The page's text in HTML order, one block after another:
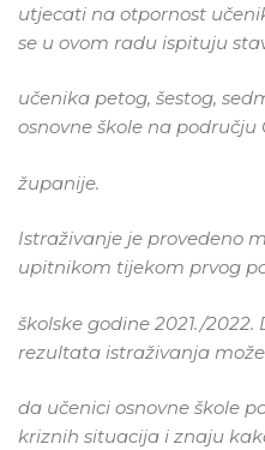
utjecati na otpornost
se u ovom radu ispituju
učenika petog, šestog,
osnovne škole na području
županije.
Istraživanje je provedeno
upitnikom tijekom prvog
školske godine 2021./
rezultata istraživanja
da učenici osnovne škole
kriznih situacija i znaju